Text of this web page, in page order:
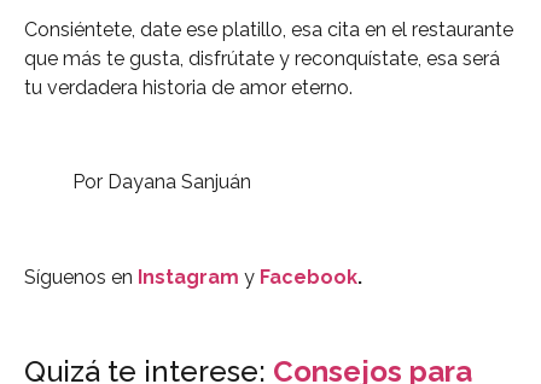
Consiéntete, date ese platillo, esa cita en el restaurante
que más te gusta, disfrútate y reconquístate, esa será
tu verdadera historia de amor eterno.
Por Dayana Sanjuán
Síguenos en Instagram y Facebook.
Quizá te interese: Consejos para